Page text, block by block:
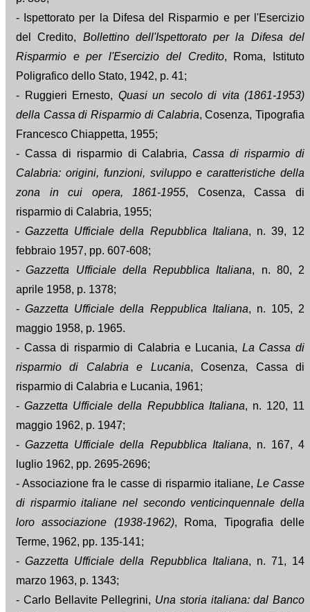
- Ispettorato per la Difesa del Risparmio e per l'Esercizio
del Credito, Bollettino dell'Ispettorato per la Difesa del
Risparmio e per l'Esercizio del Credito, Roma, Istituto
Poligrafico dello Stato, 1942, p. 41;
- Ruggieri Ernesto, Quasi un secolo di vita (1861-1953)
della Cassa di Risparmio di Calabria, Cosenza, Tipografia
Francesco Chiappetta, 1955;
- Cassa di risparmio di Calabria, Cassa di risparmio di
Calabria: origini, funzioni, sviluppo e caratteristiche della
zona in cui opera, 1861-1955, Cosenza, Cassa di
risparmio di Calabria, 1955;
-Gazzetta Ufficiale della Repubblica Italiana, n. 39, 12
febbraio 1957, pp. 607-608;
-Gazzetta Ufficiale della Repubblica Italiana, n. 80, 2
aprile 1958, p. 1378;
-Gazzetta Ufficiale della Reppublica Italiana, n. 105, 2
maggio 1958, p. 1965.
- Cassa di risparmio di Calabria e Lucania, La Cassa di
risparmio di Calabria e Lucania, Cosenza, Cassa di
risparmio di Calabria e Lucania, 1961;
-Gazzetta Ufficiale della Repubblica Italiana, n. 120, 11
maggio 1962, p. 1947;
- Gazzetta Ufficiale della Repubblica Italiana, n. 167, 4
luglio 1962, pp. 2695-2696;
- Associazione fra le casse di risparmio italiane, Le Casse
di risparmio italiane nel secondo venticinquennale della
loro associazione (1938-1962), Roma, Tipografia delle
Terme, 1962, pp. 135-141;
-Gazzetta Ufficiale della Repubblica Italiana, n. 71, 14
marzo 1963, p. 1343;
- Carlo Bellavite Pellegrini, Una storia italiana: dal Banco